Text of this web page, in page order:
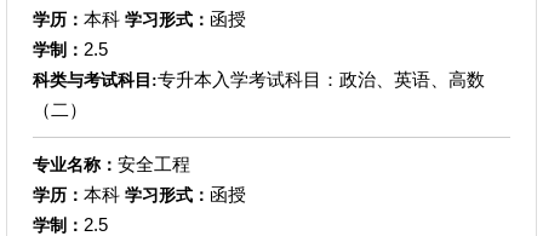
学历： 本科 学习形式： 函授
学制： 2.5
科类与考试科目:专升本入学考试科目：政治、英语、高数
（二）
专业名称： 安全工程
学历： 本科 学习形式： 函授
学制： 2.5